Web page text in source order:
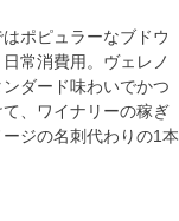
ポピュラーなブドウ
常消費用。ヴェレノ
ダード味わいでかつ
、ワイナリーの稼ぎ
ジの名刺代わりの1本